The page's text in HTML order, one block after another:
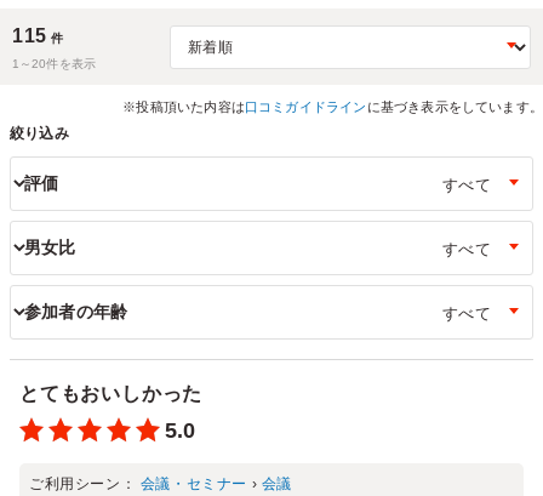
115 件
1～20件を表示
※投稿頂いた内容は口コミガイドライン に基づき表示をしています。
絞り込み
評価
男女比
参加者の年齢
とてもおいしかった
5.0
ご利用シーン： 会議・セミナー › 会議